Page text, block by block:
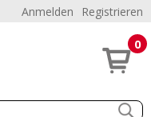
Anmelden Registrieren
0